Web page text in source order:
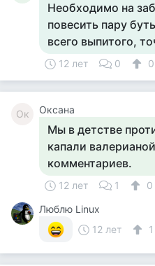
Необходимо на
повесить пару
всего выпитого,
12 лет 0 0
Ок Оксана
Мы в детстве
капали
комментариев.
12 лет 1
0
Люблю Linux
12 лет
1